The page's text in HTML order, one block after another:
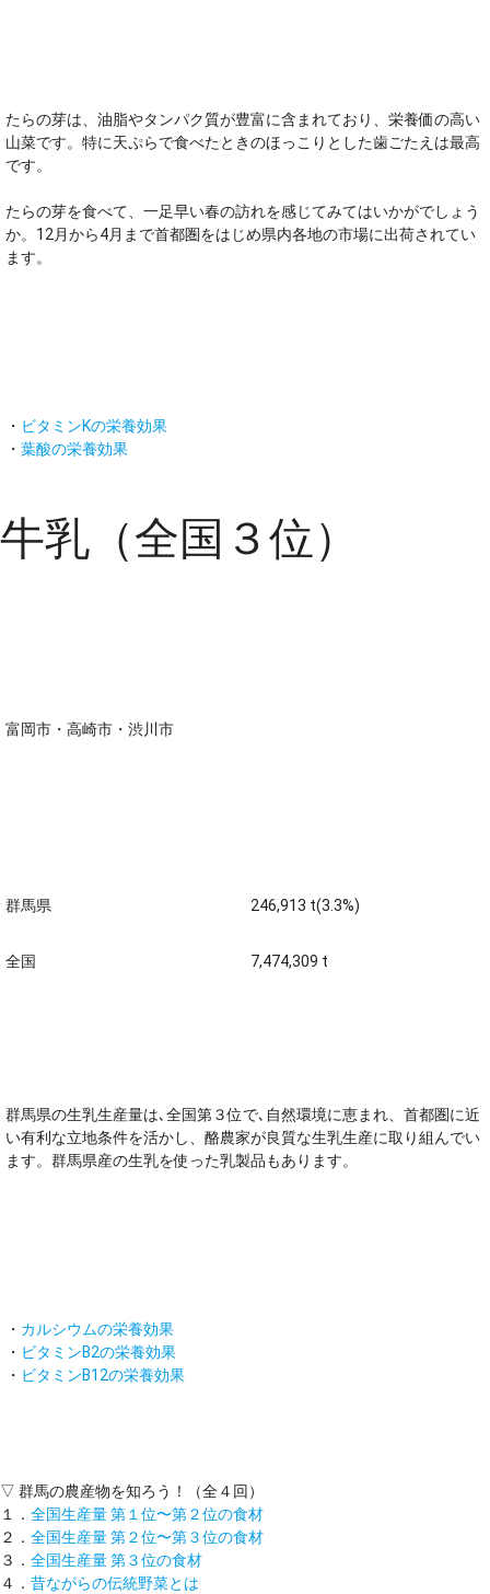
たらの芽は、油脂やタンパク質が豊富に含まれており、栄養価の高い
山菜です。特に天ぷらで食べたときのほっこりとした歯ごたえは最高
です。
たらの芽を食べて、一足早い春の訪れを感じてみてはいかがでしょう
か。12月から4月まで首都圏をはじめ県内各地の市場に出荷されてい
ます。
・ ビタミンKの栄養効果
・ 葉酸の栄養効果
牛乳（全国３位）
富岡市・高崎市・渋川市
群馬県 246,913 t(3.3%)
全国 7,474,309 t
群馬県の生乳生産量は､全国第３位で､自然環境に恵まれ、首都圏に近
い有利な立地条件を活かし、酪農家が良質な生乳生産に取り組んでい
ます。群馬県産の生乳を使った乳製品もあります。
・ カルシウムの栄養効果
・ ビタミンB2の栄養効果
・ ビタミンB12の栄養効果
▽ 群馬の農産物を知ろう！（全４回）
１． 全国生産量 第１位〜第２位の食材
２． 全国生産量 第２位〜第３位の食材
３． 全国生産量 第３位の食材
４． 昔ながらの伝統野菜とは